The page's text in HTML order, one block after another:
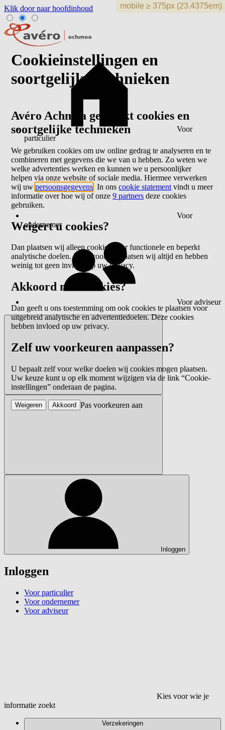
Klik door naar hoofdinhoud
Voor
particulier
Voor
ondernemer
Voor adviseur
Inloggen
Inloggen
Voor particulier
Voor ondernemer
Voor adviseur
Kies voor wie je
informatie zoekt
Verzekeringen
Cookieinstellingen en
soortgelijke technieken
Avéro Achmea gebruikt cookies en
soortgelijke technieken
We gebruiken cookies om uw online gedrag te analyseren en te
combineren met gegevens die we van u hebben. Zo weten we
welke advertenties werken en kunnen we u persoonlijker
helpen via onze website of sociale media. Hiermee verwerken
wij uwpersoonsgegevens . In onscookie statement vindt u meer
informatie over hoe wij of onze9 partners deze cookies
gebruiken.
Weigert u cookies?
Dan plaatsen wij alleen cookies voor functionele en beperkt
analytische doelen. Deze cookies plaatsen wij altijd en hebben
weinig tot geen invloed op uw privacy.
Akkoord met cookies?
Dan geeft u ons toestemming om ook cookies te plaatsen voor
uitgebreid analytische en advertentiedoelen. Deze cookies
hebben invloed op uw privacy.
Zelf uw voorkeuren aanpassen?
U bepaalt zelf voor welke doelen wij cookies mogen plaatsen.
Uw keuze kunt u op elk moment wijzigen via de link “Cookie-
instellingen” onderaan de pagina.
Pas voorkeuren aan
Weigeren Akkoord